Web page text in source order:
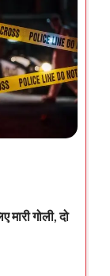
गोली, दो